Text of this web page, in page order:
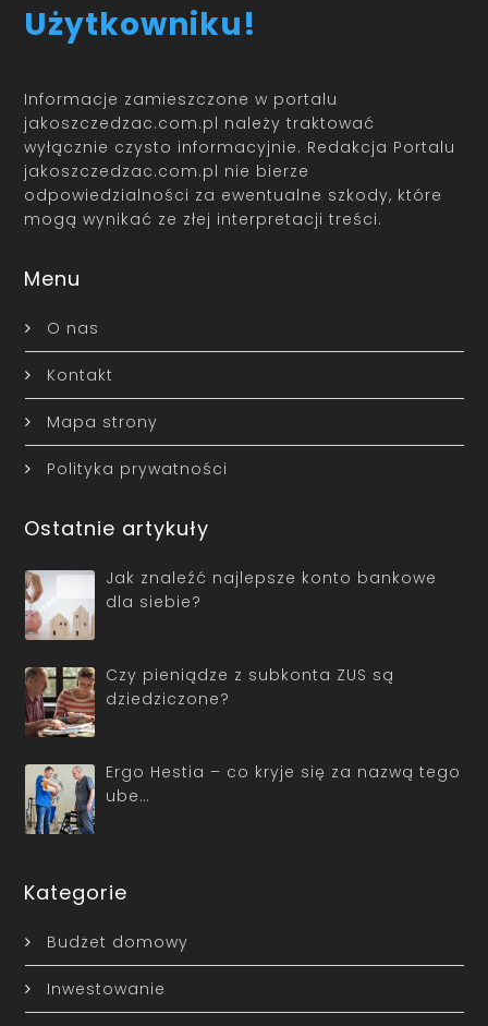
Użytkowniku!
Informacje zamieszczone w portalu
jakoszczedzac.com.pl należy traktować
wyłącznie czysto informacyjnie. Redakcja Portalu
jakoszczedzac.com.pl nie bierze
odpowiedzialności za ewentualne szkody, które
mogą wynikać ze złej interpretacji treści.
Menu
O nas
Kontakt
Mapa strony
Polityka prywatności
Ostatnie artykuły
Jak znaleźć najlepsze konto bankowe
dla siebie?
Czy pieniądze z subkonta ZUS są
dziedziczone?
Ergo Hestia – co kryje się za nazwą tego
ube…
Kategorie
Budżet domowy
Inwestowanie